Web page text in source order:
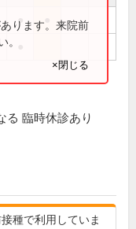
●
ります。来院前
。
×閉じる
る 臨時休診あり
種で利用していま